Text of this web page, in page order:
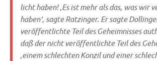
licht haben! ‚Es ist mehr als das, was wir
haben‘, sag­te Ratz­in­ger. Er sag­te
ver­öf­fent­lich­te Teil des Geheim­nis­ses
daß der nicht ver­öf­fent­lich­te Teil des
‚einem schlech­ten Kon­zil und einer